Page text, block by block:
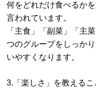
何をどれだけ食べるか
言われています。
「主食」「副菜」「主
つのグループをしっか
いやすくなります。
3.「楽しさ」を教える